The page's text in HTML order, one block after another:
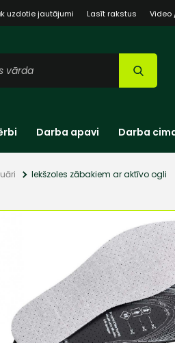
uzdotie jautājumi Lasīt rakstus Video
Darba apavi Darba
Iekšzoles zābakiem ar aktīvo ogli